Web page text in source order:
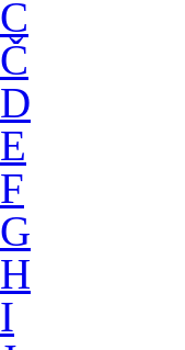
C
Č
D
E
F
G
H
I